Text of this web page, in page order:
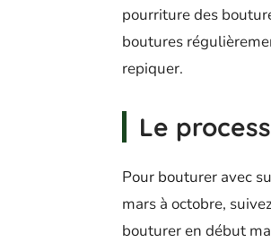
pourriture des
boutures
repiquer.
Le
Pour bouturer avec
mars à octobre,
bouturer en début